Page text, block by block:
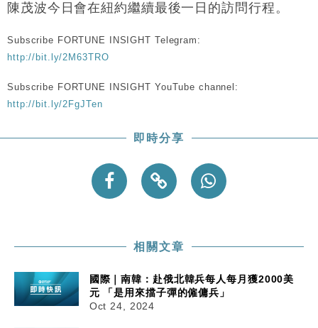
陳茂波今日會在紐約繼續最後一日的訪問行程。
Subscribe FORTUNE INSIGHT Telegram:
http://bit.ly/2M63TRO
Subscribe FORTUNE INSIGHT YouTube channel:
http://bit.ly/2FgJTen
即時分享
相關文章
國際｜南韓：赴俄北韓兵每人每月獲2000美
元 「是用來擋子彈的僱傭兵」
Oct 24, 2024